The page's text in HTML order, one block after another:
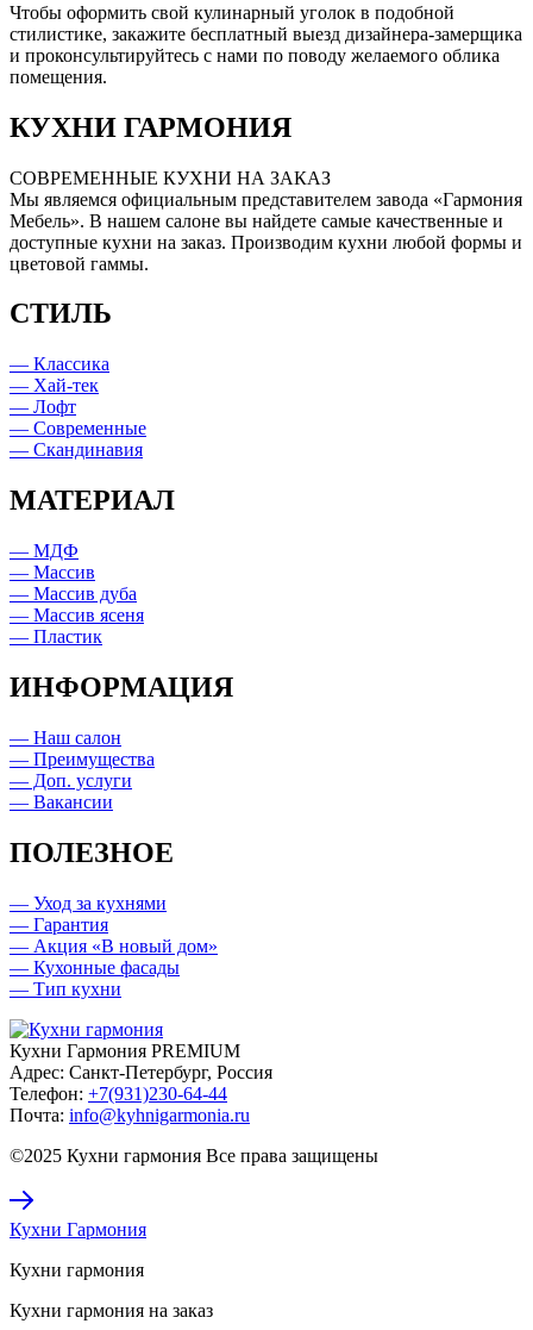
Чтобы оформить свой кулинарный уголок в подобной
стилистике, закажите бесплатный выезд дизайнера-замерщика
и проконсультируйтесь с нами по поводу желаемого облика
помещения.
КУХНИ ГАРМОНИЯ
СОВРЕМЕННЫЕ КУХНИ НА ЗАКАЗ
Мы являемся официальным представителем завода «Гармония
Мебель». В нашем салоне вы найдете самые качественные и
доступные кухни на заказ. Производим кухни любой формы и
цветовой гаммы.
СТИЛЬ
— Классика
— Хай-тек
— Лофт
— Современные
— Скандинавия
МАТЕРИАЛ
— МДФ
— Массив
— Массив дуба
— Массив ясеня
— Пластик
ИНФОРМАЦИЯ
— Наш салон
— Преимущества
— Доп. услуги
— Вакансии
ПОЛЕЗНОЕ
— Уход за кухнями
— Гарантия
— Акция «В новый дом»
— Кухонные фасады
— Тип кухни
Кухни Гармония PREMIUM
Адрес: Санкт-Петербург, Россия
Телефон: +7(931)230-64-44
Почта: info@kyhnigarmonia.ru
©2025 Кухни гармония Все права защищены
Кухни Гармония
Кухни гармония
Кухни гармония на заказ